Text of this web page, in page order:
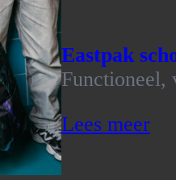
Eastpak
Functioneel,
Lees meer